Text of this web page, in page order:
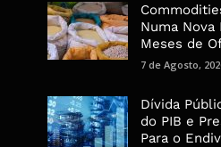
Numa Nova
Meses de
7 de Agosto,
Dívida
do PIB e
Para o